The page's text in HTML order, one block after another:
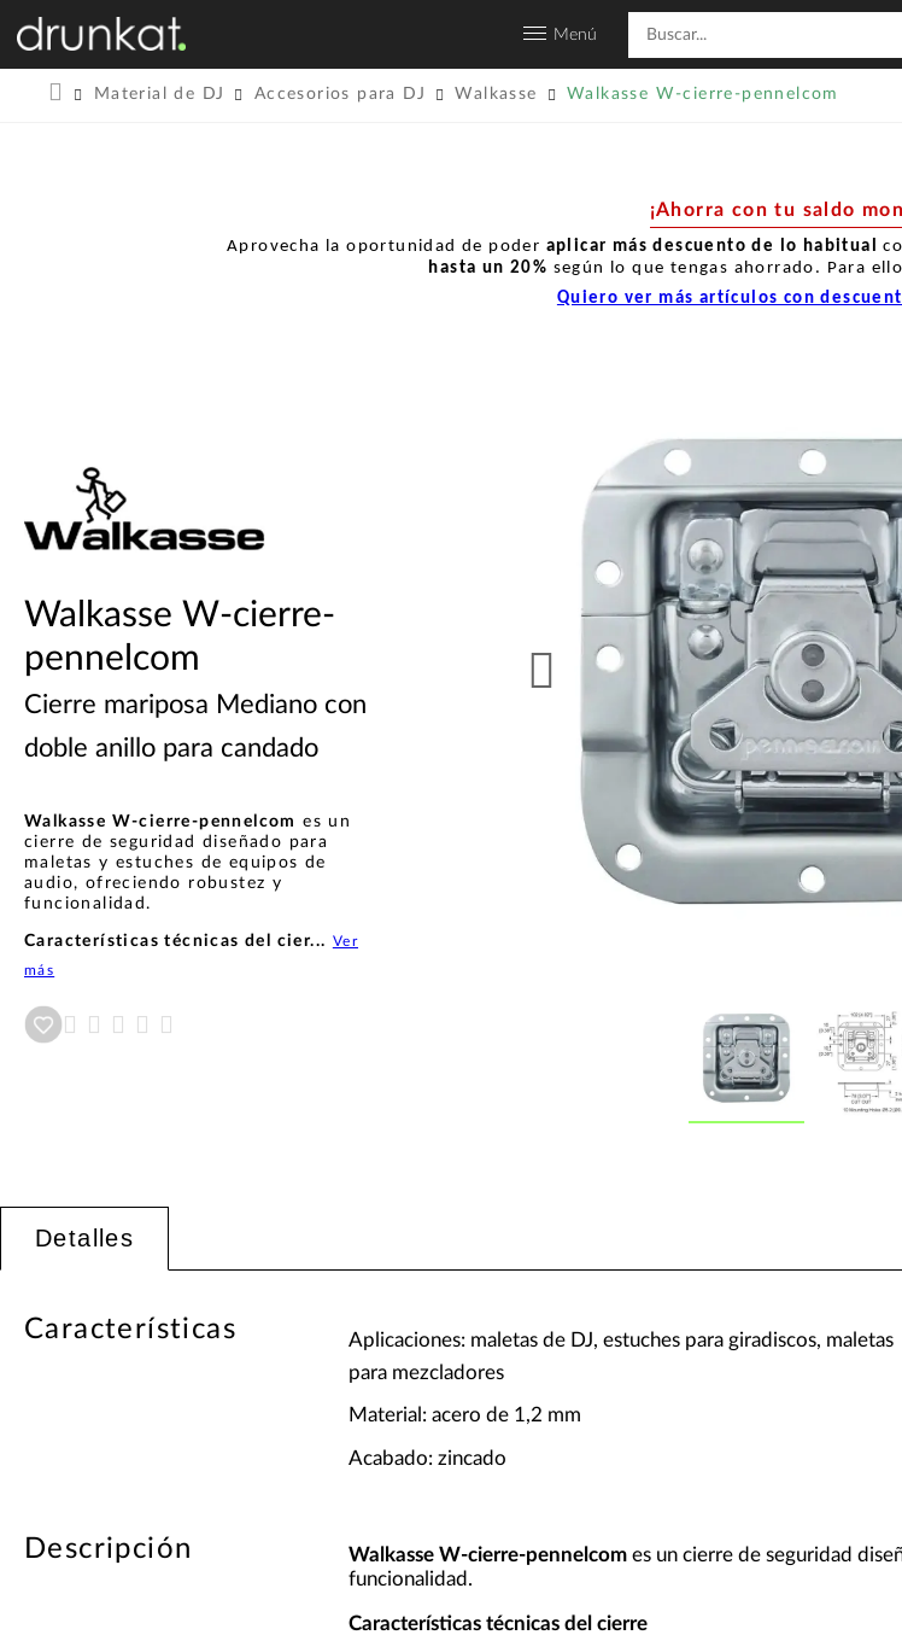
Menú
Material de DJ Accesorios para DJ Walkasse Walkasse W-cierre-pennelcom
¡Ahorra con tu saldo
Aprovecha la oportunidad de poder aplicar más descuento de lo habitual
hasta un 20% según lo que tengas ahorrado. Para
Quiero ver más artículos con
Walkasse W-cierre-
pennelcom
Cierre mariposa Mediano con
doble anillo para candado
Walkasse W-cierre-pennelcom es un
cierre de seguridad diseñado para
maletas y estuches de equipos de
audio, ofreciendo robustez y
funcionalidad.
Características técnicas del cier... Ver
más
Detalles
Características
Aplicaciones: maletas de DJ, estuches para giradiscos, maletas
para mezcladores
Material: acero de 1,2 mm
Acabado: zincado
Descripción Walkasse W-cierre-pennelcomes un cierre de seguridad
funcionalidad.
Características técnicas del cierre